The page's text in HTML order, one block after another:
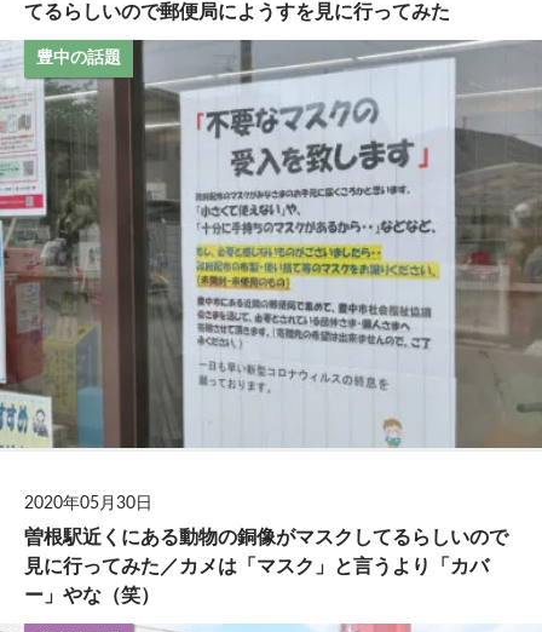
てるらしいので郵便局にようすを見に行ってみた
豊中の話題
2020年05月30日
曽根駅近くにある動物の銅像がマスクしてるらしいので
見に行ってみた／カメは「マスク」と言うより「カバ
ー」やな（笑）